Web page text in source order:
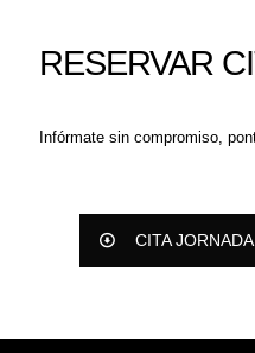
RESERVAR
Infórmate sin compromiso,
CITA